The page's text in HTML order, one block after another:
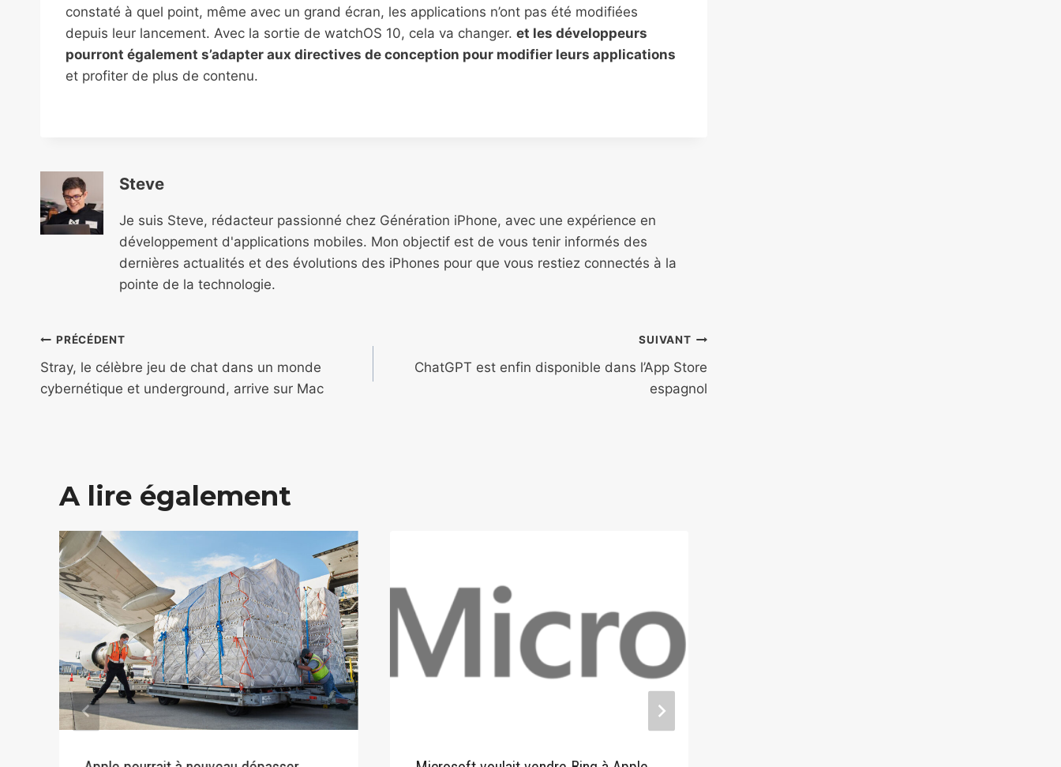
constaté à quel point, même avec un grand écran, les applications n’ont pas été modifiées
depuis leur lancement. Avec la sortie de watchOS 10, cela va changer. et les développeurs
pourront également s’adapter aux directives de conception pour modifier leurs applications
et profiter de plus de contenu.
Steve
Je suis Steve, rédacteur passionné chez Génération iPhone, avec une expérience en
développement d'applications mobiles. Mon objectif est de vous tenir informés des
dernières actualités et des évolutions des iPhones pour que vous restiez connectés à la
pointe de la technologie.
Navigation
de
l’article
PRÉCÉDENT
Stray, le célèbre jeu de chat dans un monde
cybernétique et underground, arrive sur Mac
SUIVANT
ChatGPT est enfin disponible dans l’App Store
espagnol
A lire également